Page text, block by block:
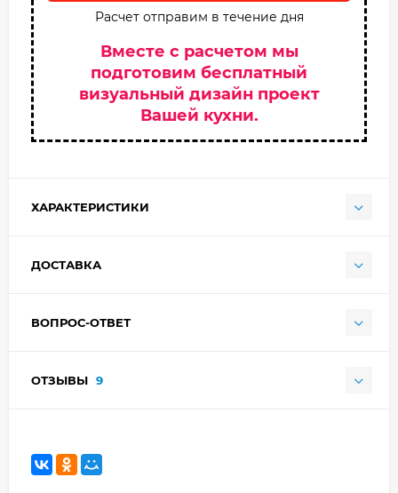
Расчет отправим в течение дня
Вместе с расчетом мы
подготовим бесплатный
визуальный дизайн проект
Вашей кухни.
ХАРАКТЕРИСТИКИ
ДОСТАВКА
ВОПРОС-ОТВЕТ
ОТЗЫВЫ 9